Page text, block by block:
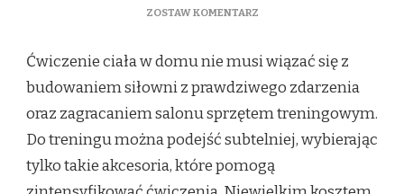
ZOSTAW KOMENTARZDO
NIEWIELKIE
AKCESORIA
TRENINGOWE
DLA
DOMATORA
Ćwiczenie ciała w domu nie musi wiązać się z
budowaniem siłowni z prawdziwego zdarzenia
oraz zagracaniem salonu sprzętem treningowym.
Do treningu można podejść subtelniej, wybierając
tylko takie akcesoria, które pomogą